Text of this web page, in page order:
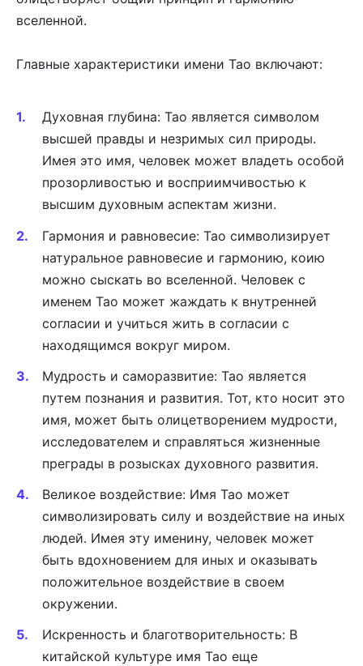
вселенной.
Главные характеристики имени Тао включают:
Духовная глубина: Тао является символом
высшей правды и незримых сил природы.
Имея это имя, человек может владеть особой
прозорливостью и восприимчивостью к
высшим духовным аспектам жизни.
Гармония и равновесие: Тао символизирует
натуральное равновесие и гармонию, коию
можно сыскать во вселенной. Человек с
именем Тао может жаждать к внутренней
согласии и учиться жить в согласии с
находящимся вокруг миром.
Мудрость и саморазвитие: Тао является
путем познания и развития. Тот, кто носит это
имя, может быть олицетворением мудрости,
исследователем и справляться жизненные
преграды в розысках духовного развития.
Великое воздействие: Имя Тао может
символизировать силу и воздействие на иных
людей. Имея эту именину, человек может
быть вдохновением для иных и оказывать
положительное воздействие в своем
окружении.
Искренность и благотворительность: В
китайской культуре имя Тао еще